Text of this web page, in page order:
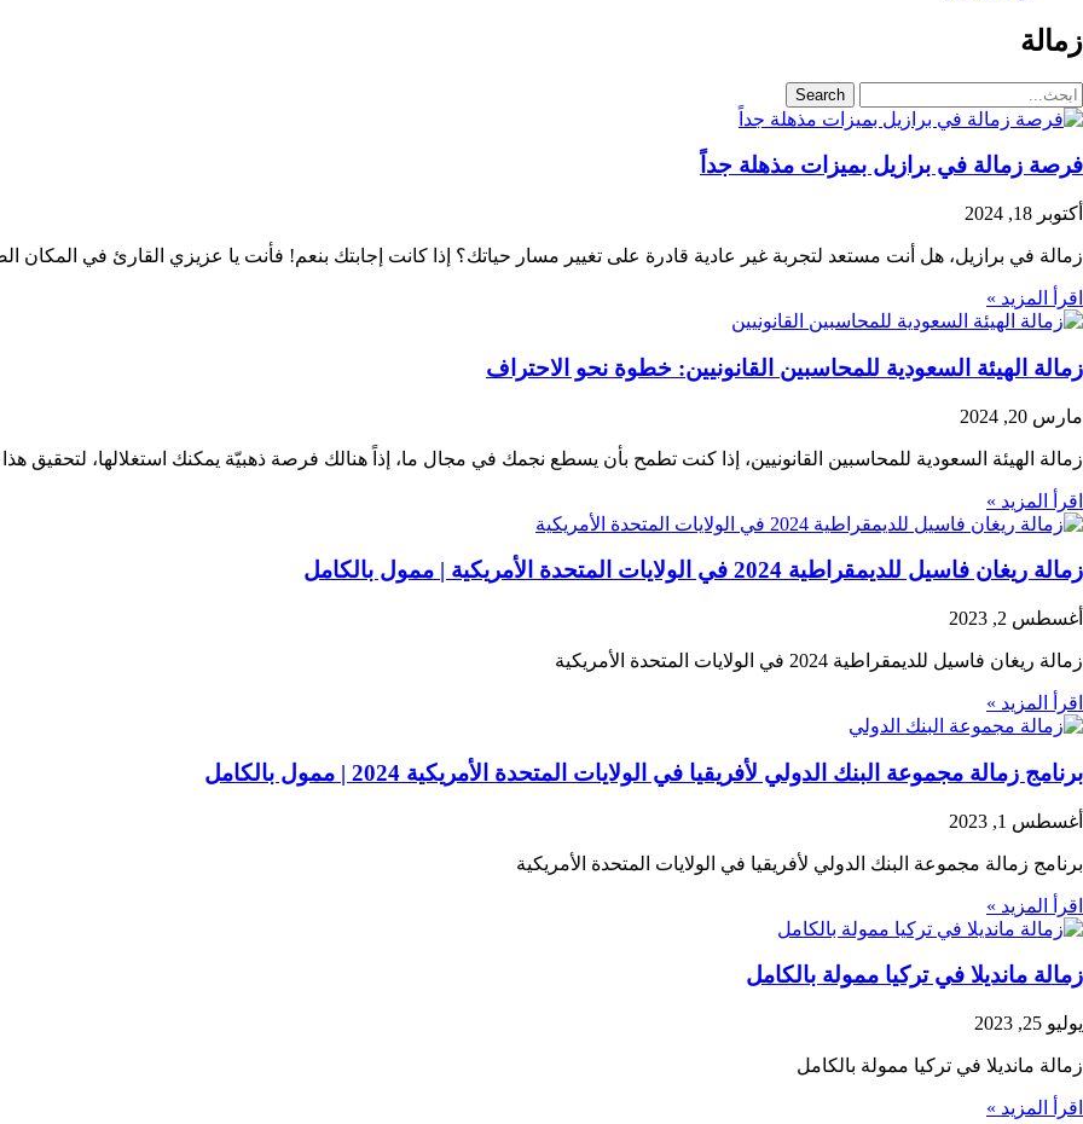
زمالة
Search
فرصة زمالة في برازيل بميزات مذهلة جداً
أكتوبر 18, 2024
زمالة في برازيل، هل أنت مستعد لتجربة غير عادية قادرة على تغيير مسار حياتك؟ إذا كانت إجابتك بنعم! فأنت يا عزيزي القارئ في المكان
اقرأ المزيد »
زمالة الهيئة السعودية للمحاسبين القانونيين: خطوة نحو الاحتراف
مارس 20, 2024
زمالة الهيئة السعودية للمحاسبين القانونيين، إذا كنت تطمح بأن يسطع نجمك في مجال ما، إذاً هنالك فرصة ذهبيّة يمكنك استغلالها، لتحقيق
اقرأ المزيد »
زمالة ريغان فاسيل للديمقراطية 2024 في الولايات المتحدة الأمريكية | ممول بالكامل
أغسطس 2, 2023
زمالة ريغان فاسيل للديمقراطية 2024 في الولايات المتحدة الأمريكية
اقرأ المزيد »
برنامج زمالة مجموعة البنك الدولي لأفريقيا في الولايات المتحدة الأمريكية 2024 | ممول بالكامل
أغسطس 1, 2023
برنامج زمالة مجموعة البنك الدولي لأفريقيا في الولايات المتحدة الأمريكية
اقرأ المزيد »
زمالة مانديلا في تركيا ممولة بالكامل
يوليو 25, 2023
زمالة مانديلا في تركيا ممولة بالكامل
اقرأ المزيد »